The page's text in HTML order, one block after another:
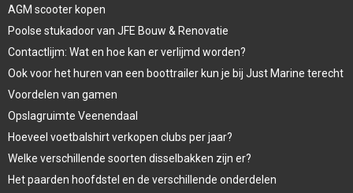
AGM scooter kopen
Poolse stukadoor van JFE Bouw & Renovatie
Contactlijm: Wat en hoe kan er verlijmd worden?
Ook voor het huren van een boottrailer kun je bij Just Marine terecht
Voordelen van gamen
Opslagruimte Veenendaal
Hoeveel voetbalshirt verkopen clubs per jaar?
Welke verschillende soorten disselbakken zijn er?
Het paarden hoofdstel en de verschillende onderdelen